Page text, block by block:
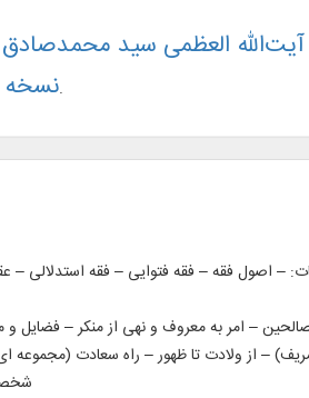
العظمی سید محمدصادق
نسخه 2"در سایت عرضه شده است.
آثار معظم له در موضوعات: – اصول فقه – فقه فتوایی –
– امر به معروف و نهی از منکر – فضایل
– از ولادت تا ظهور – راه سعادت